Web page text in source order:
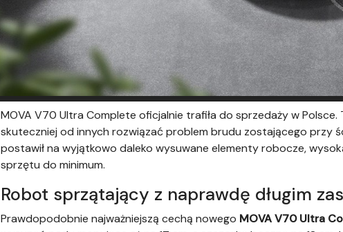
MOVA V70 Ultra Complete oficjalnie trafiła do sprzedaży w
skuteczniej od innych rozwiązać problem brudu zostającego przy
postawił na wyjątkowo daleko wysuwane elementy robocze,
sprzętu do minimum.
Robot sprzątający z naprawdę długim
Prawdopodobnie najważniejszą cechą nowego MOVA V70 Ultra